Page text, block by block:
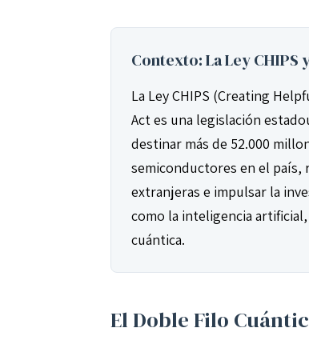
Contexto: La Ley CHIPS
La Ley CHIPS (Creating
Act es una legislación
destinar más de 52.000
semiconductores en el país,
extranjeras e impulsar la
como la inteligencia
cuántica.
El Doble Filo